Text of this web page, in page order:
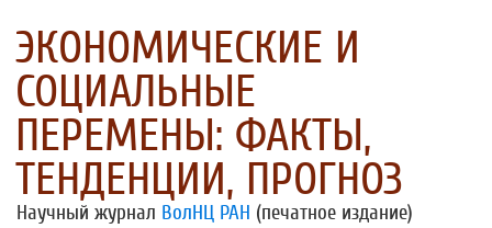
ЭКОНОМИЧЕСКИЕ И
СОЦИАЛЬНЫЕ
ПЕРЕМЕНЫ: ФАКТЫ,
ТЕНДЕНЦИИ, ПРОГНОЗ
Научный журнал ВолНЦ РАН (печатное издание)